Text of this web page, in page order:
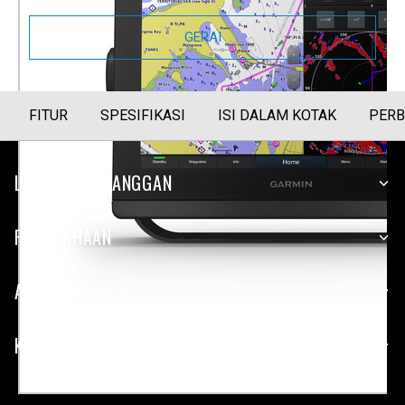
GERAI
FITUR SPESIFIKASI ISI DALAM KOTAK
LAYANAN PELANGGAN
PERUSAHAAN
APLIKASI
KEMITRAAN